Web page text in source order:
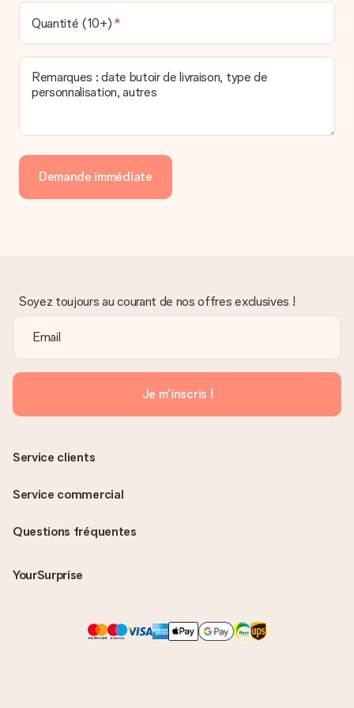
Nous déplorons le fait que votre cadeau ne vous plaise pas.
Vous pouvez dans ce cas contacter notre service client qui
vous aidera à trouver une solution satisfaisante.
La facture est-elle envoyée avec le cadeau ?
Nous n’envoyons pas de facture avec le cadeau. Nous vous
l’envoyons par e-mail avec la confirmation de commande. Vous
envoyer directement le cadeau à l’heureux destinataire, pour
un véritable effet surprise !
Quantité (10+)
Remarques : date butoir de livraison, type de
personnalisation, autres
Demande immédiate
Soyez toujours au courant de nos offres exclusives !
Je m'inscris !
Questions fréquentes
YourSurprise
Service clients
Service commercial